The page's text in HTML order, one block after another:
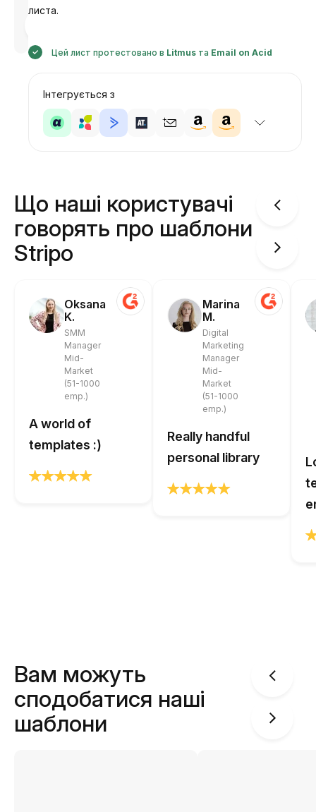
листа.
Цей лист протестовано в Litmus та Email on Acid
Інтегрується з
Що наші користувачі
говорять про шаблони
Stripo
Oksana
K.
SMM
Manager
Mid-
Market
(51-1000
emp.)
A world of
templates :)
Marina
M.
Digital
Marketing
Manager
Mid-
Market
(51-1000
emp.)
Really handful
personal library
Вам можуть
сподобатися наші
шаблони